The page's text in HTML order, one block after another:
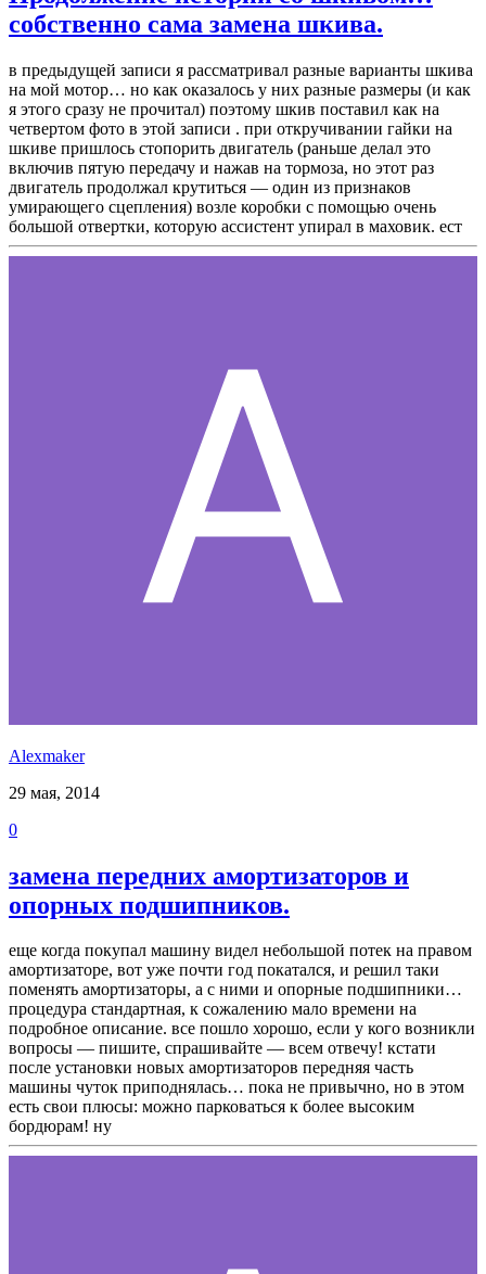
собственно сама замена шкива.
в предыдущей записи я рассматривал разные варианты шкива
на мой мотор… но как оказалось у них разные размеры (и как
я этого сразу не прочитал) поэтому шкив поставил как на
четвертом фото в этой записи . при откручивании гайки на
шкиве пришлось стопорить двигатель (раньше делал это
включив пятую передачу и нажав на тормоза, но этот раз
двигатель продолжал крутиться — один из признаков
умирающего сцепления) возле коробки с помощью очень
большой отвертки, которую ассистент упирал в маховик. ест
Alexmaker
29 мая, 2014
0
замена передних амортизаторов и
опорных подшипников.
еще когда покупал машину видел небольшой потек на правом
амортизаторе, вот уже почти год покатался, и решил таки
поменять амортизаторы, а с ними и опорные подшипники…
процедура стандартная, к сожалению мало времени на
подробное описание. все пошло хорошо, если у кого возникли
вопросы — пишите, спрашивайте — всем отвечу! кстати
после установки новых амортизаторов передняя часть
машины чуток приподнялась… пока не привычно, но в этом
есть свои плюсы: можно парковаться к более высоким
бордюрам! ну